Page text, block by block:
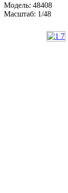
Модель: 48408
Масштаб: 1/48